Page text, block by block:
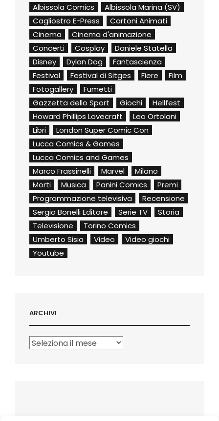
Albissola Comics
Albissola Marina (SV)
Cagliostro E-Press
Cartoni Animati
Cinema
Cinema d'animazione
Concerti
Cosplay
Daniele Statella
Disney
Dylan Dog
Fantascienza
Festival
Festival di Sitges Fiere
Film
Fotogallery
Fumetti
Gazzetta dello Sport
Giochi
Hellfest
Howard Phillips Lovecraft
Leo Ortolani
Libri
London Super Comic Con
Lucca Comics & Games
Lucca Comics and Games
Marco Frassinelli
Marvel
Milano
Morti
Musica Panini Comics
Premi
Programmazione televisiva
Recensione
Sergio Bonelli Editore
Serie TV
Storia
Televisione
Torino Comics
Umberto Sisia
Video
Video giochi
Youtube
ARCHIVI
Archivi